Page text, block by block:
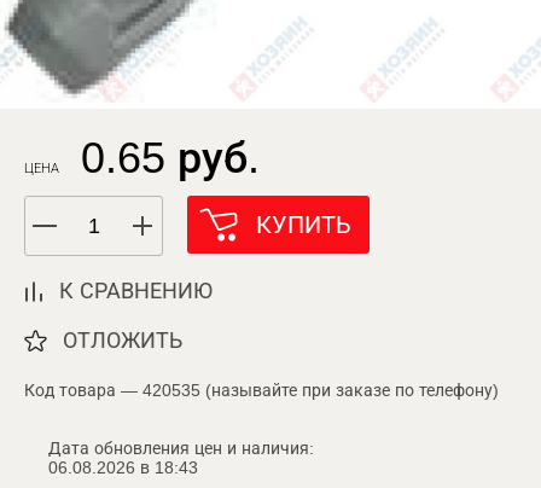
ЦЕНА 0.65 руб.
КУПИТЬ
К СРАВНЕНИЮ
ОТЛОЖИТЬ
Код товара — 420535 (называйте при заказе по телефону)
Дата обновления цен и наличия:
06.08.2026 в 18:43